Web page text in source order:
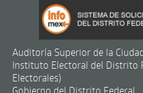
Auditoría Superior de la
Instituto Electoral del Distrito
Electorales)